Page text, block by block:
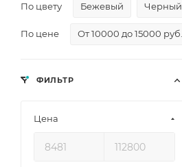
По цвету Бежевый Черный
По цене От 10000 до 15000 руб.
ФИЛЬТР
Цена